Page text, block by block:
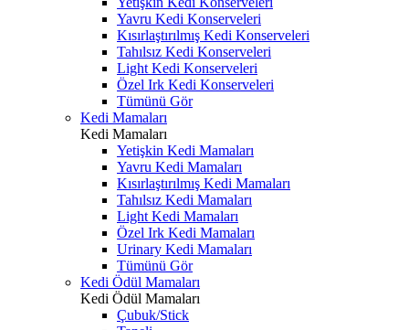
Yavru Kedi Konserveleri
Kısırlaştırılmış Kedi Konserveleri
Tahılsız Kedi Konserveleri
Light Kedi Konserveleri
Özel Irk Kedi Konserveleri
Tümünü Gör
Kedi Mamaları
Kedi Mamaları
Yetişkin Kedi Mamaları
Yavru Kedi Mamaları
Kısırlaştırılmış Kedi Mamaları
Tahılsız Kedi Mamaları
Light Kedi Mamaları
Özel Irk Kedi Mamaları
Urinary Kedi Mamaları
Tümünü Gör
Kedi Ödül Mamaları
Kedi Ödül Mamaları
Çubuk/Stick